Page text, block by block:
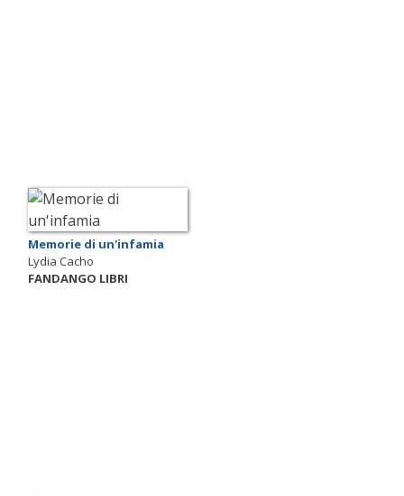
Memorie di un'infamia
Lydia Cacho
FANDANGO LIBRI